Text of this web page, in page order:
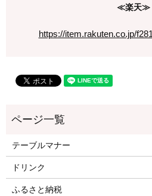
≪楽天≫
https://item.rakuten.co.jp/
テーブルマナー
ドリンク
ふるさと納税